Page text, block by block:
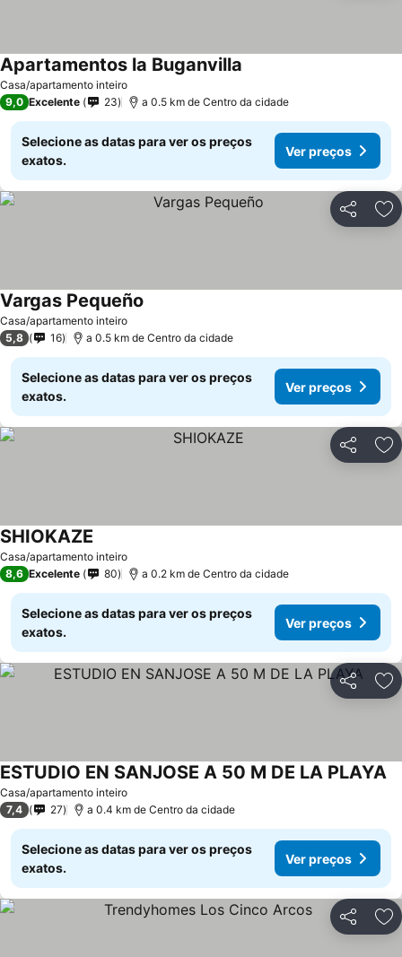
Casa/apartamento inteiro
Apartamentos la Buganvilla
9,0 Excelente 23 a 0.5 km de Centro da cidade
Selecione as datas para ver os preços
exatos.
Ver preços
Partilhar
Casa/apartamento inteiro
Vargas Pequeño
5,8 16 a 0.5 km de Centro da cidade
Selecione as datas para ver os preços
exatos.
Ver preços
Partilhar
Casa/apartamento inteiro
SHIOKAZE
8,6 Excelente 80 a 0.2 km de Centro da cidade
Selecione as datas para ver os preços
exatos.
Ver preços
Partilhar
Casa/apartamento inteiro
ESTUDIO EN SANJOSE A 50 M DE LA PLAYA
7,4 27 a 0.4 km de Centro da cidade
Selecione as datas para ver os preços
exatos.
Ver preços
Partilhar